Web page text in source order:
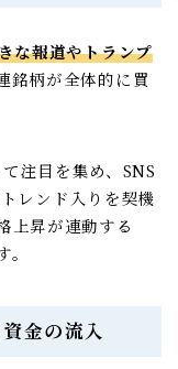
な報道やトランプ
銘柄が全体的に買
注目を集め、SNS
レンド入りを契機
上昇が連動する
金の流入